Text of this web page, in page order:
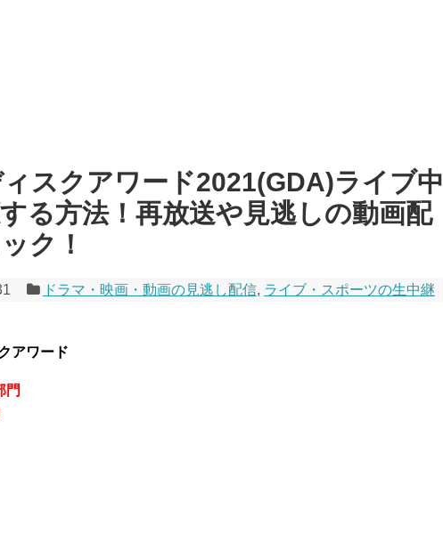
スクアワード2021(GDA)ライブ中
る方法！再放送や見逃しの動画配
ク！
ドラマ・映画・動画の見逃し配信, ライブ・スポーツの生中継
アワード
門